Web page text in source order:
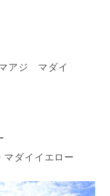
ジ マダイ
マダイイエロー